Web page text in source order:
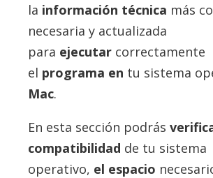
la información técnica más
necesaria y actualizada
para ejecutar correctamente
el programa en tu sistema
Mac.
En esta sección podrás
compatibilidad de tu sistema
operativo, el espacio